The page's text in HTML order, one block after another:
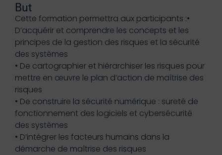
But
Cette formation permettra aux participants :•
D’acquérir et comprendre les concepts et les
principes de la gestion des risques et la sécurité
des systèmes
• De cartographier et hiérarchiser les risques pour
mettre en œuvre le plan d’action de maîtrise des
risques
• De construire la sécurité numérique : sureté de
fonctionnement des logiciels et cybersécurité
des systèmes
• D’intégrer les facteurs humains dans la
démarche de maîtrise des risques